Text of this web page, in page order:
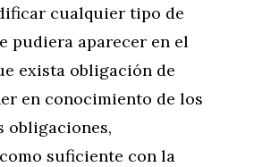
cualquier tipo de
pudiera aparecer en el
exista obligación de
en conocimiento de los
obligaciones,
suficiente con la